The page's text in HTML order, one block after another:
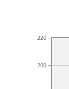
200
220